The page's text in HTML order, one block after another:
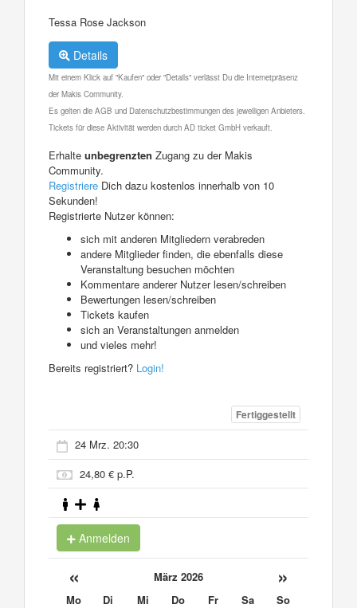
Tessa Rose Jackson
Details
Mit einem Klick auf "Kaufen" oder "Details" verlässt Du die Internetpräsenz
der Makis Community.
Es gelten die AGB und Datenschutzbestimmungen des jeweiligen Anbieters.
Tickets für diese Aktivität werden durch AD ticket GmbH verkauft.
Erhalte unbegrenzten Zugang zu der Makis
Community.
Registriere Dich dazu kostenlos innerhalb von 10
Sekunden!
Registrierte Nutzer können:
sich mit anderen Mitgliedern verabreden
andere Mitglieder finden, die ebenfalls diese
Veranstaltung besuchen möchten
Kommentare anderer Nutzer lesen/schreiben
Bewertungen lesen/schreiben
Tickets kaufen
sich an Veranstaltungen anmelden
und vieles mehr!
Bereits registriert? Login!
Fertiggestellt
24 Mrz. 20:30
24,80 € p.P.
Anmelden
« März 2026 »
Mo Di Mi Do Fr Sa
So